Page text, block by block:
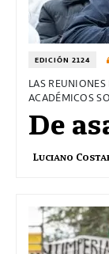
EDICIÓN 2124
LAS
ACADÉMICOS
De
Luciano